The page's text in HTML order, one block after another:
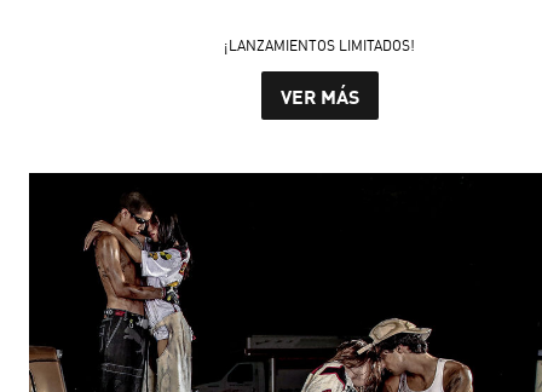
¡LANZAMIENTOS LIMITADOS!
VER MÁS